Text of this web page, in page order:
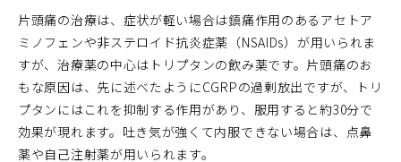
片頭痛の治療は、症状が軽い場合は鎮痛作用のあるアセトア
ミノフェンや非ステロイド抗炎症薬（NSAIDs）が用いられま
すが、治療薬の中心はトリプタンの飲み薬です。片頭痛のお
もな原因は、先に述べたようにCGRPの過剰放出ですが、トリ
プタンにはこれを抑制する作用があり、服用すると約30分で
効果が現れます。吐き気が強くて内服できない場合は、点鼻
薬や自己注射薬が用いられます。